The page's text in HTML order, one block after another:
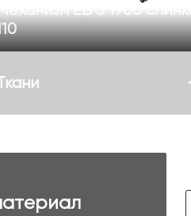
ЕВ 3 1900 спинка